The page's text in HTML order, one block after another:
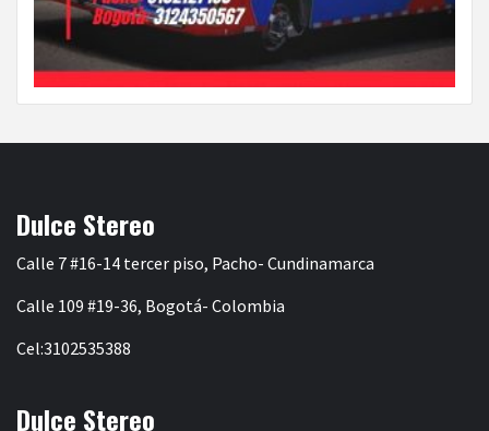
Dulce Stereo
Calle 7 #16-14 tercer piso, Pacho- Cundinamarca
Calle 109 #19-36, Bogotá- Colombia
Cel:3102535388
Dulce Stereo